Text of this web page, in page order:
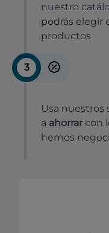
nuestro
podrás elegir
productos
3
Usa nuestros
a ahorrar con
hemos